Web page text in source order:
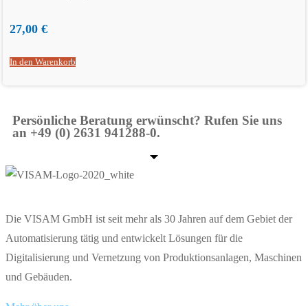
27,00 €
In den Warenkorb
Persönliche Beratung erwünscht? Rufen Sie uns
an +49 (0) 2631 941288-0.
Die VISAM GmbH ist seit mehr als 30 Jahren auf dem Gebiet der
Automatisierung tätig und entwickelt Lösungen für die
Digitalisierung und Vernetzung von Produktionsanlagen, Maschinen
und Gebäuden.